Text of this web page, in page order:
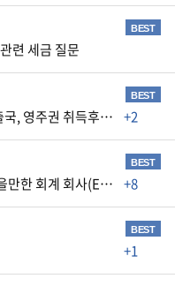
BEST
련 세금 질문
BEST
한국 아파트 청약 당첨 후 미국 출국, 영주권 취득후 매매시 양도소득세 문의 +2
BEST
한국에서 미국에 TAX보고할 믿을만한 회계 회사(Enrolled Agent)를 알려 주세요 +8
BEST
+1